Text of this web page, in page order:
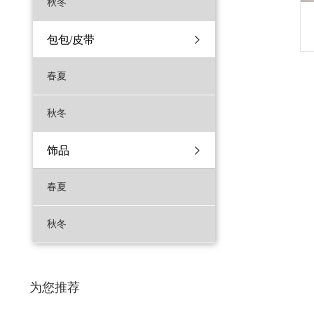
秋冬
包包/皮带
春夏
秋冬
饰品
春夏
秋冬
为您推荐